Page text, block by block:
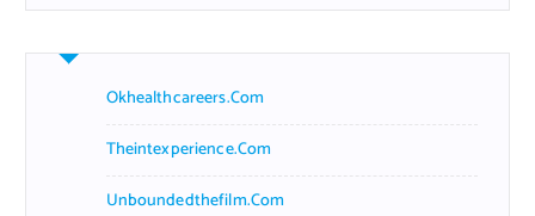
Okhealthcareers.com
Theintexperience.com
Unboundedthefilm.com